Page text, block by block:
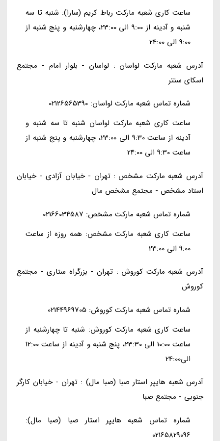
ساعت کاری شعبه مارکت رباط کریم (سارا): شنبه تا سه
شنبه و آدینه از 9:00 الی 23:00، چهارشنبه و پنج شنبه از
9:00 الی 24:00
آدرس شعبه مارکت لواسان : لواسان - بلوار امام - مجتمع
اسکای سنتر
شماره تماس شعبه مارکت لواسان: 02126565390
ساعت کاری شعبه مارکت لواسان شنبه تا سه شنبه و
آدینه از ساعت 9:30 الی 23:00، چهارشنبه و پنج شنبه از
ساعت 9:30 الی 24:00
آدرس شعبه مارکت مشخص : تهران - خیابان آزادی - خیابان
استاد مشخص - مجتمع مشخص مال
شماره تماس شعبه مارکت مشخص: 02166034587
ساعت کاری شعبه مارکت مشخص: همه روزه از ساعت
9:00 الی 23:00
آدرس شعبه مارکت کوروش : تهران - بزرگراه ستاری - مجتمع
کوروش
شماره تماس شعبه مارکت کوروش: 02144969705
ساعت کاری شعبه مارکت کوروش: شنبه تا چهارشنبه از
ساعت 10:00 الی 23:30، پنج شنبه و آدینه از ساعت 12:00
الی24:00
آدرس شعبه هایپر استار صبا (صبا مال) : تهران - خیابان کارگر
جنوبی - مجتمع صبا
شماره تماس شعبه هایپر استار صبا (صبا مال):
02165829096